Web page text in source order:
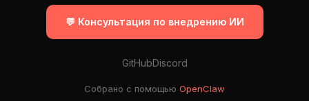
💬 Консультация по внедрению ИИ
GitHubDiscord
Собрано с помощью OpenClaw